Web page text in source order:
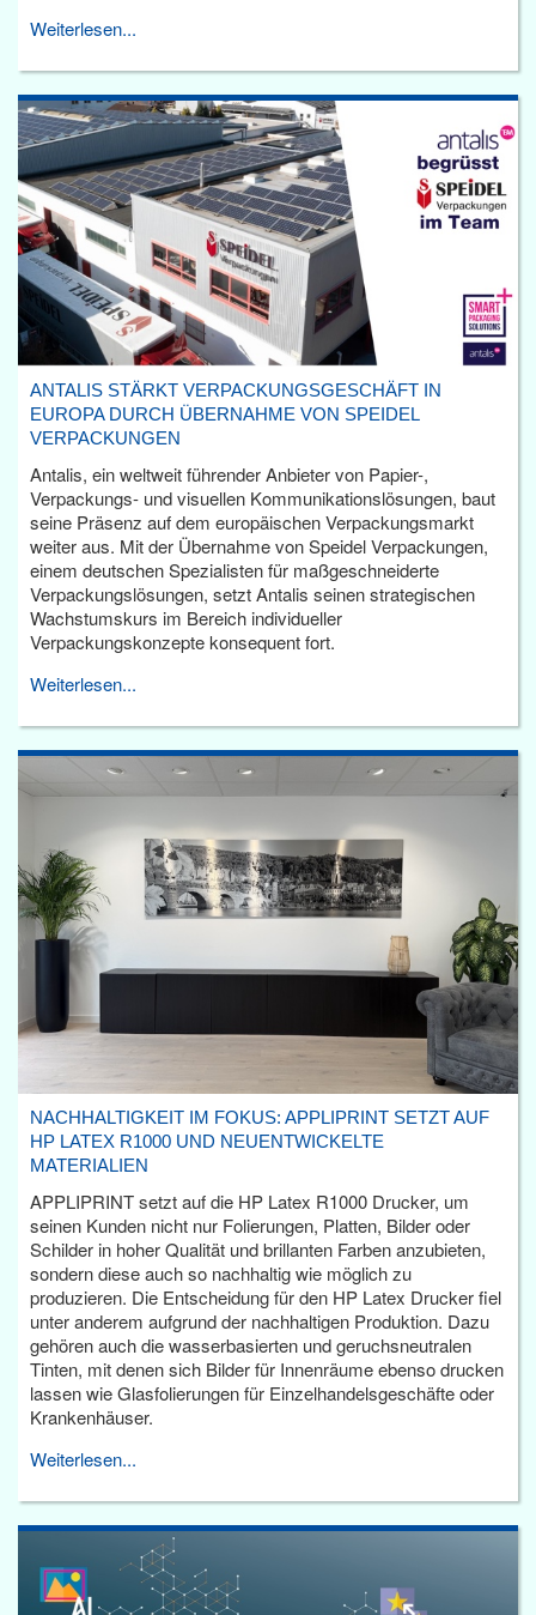
Weiterlesen...
ANTALIS STÄRKT VERPACKUNGSGESCHÄFT IN
EUROPA DURCH ÜBERNAHME VON SPEIDEL
VERPACKUNGEN
Antalis, ein weltweit führender Anbieter von Papier-,
Verpackungs- und visuellen Kommunikationslösungen, baut
seine Präsenz auf dem europäischen Verpackungsmarkt
weiter aus. Mit der Übernahme von Speidel Verpackungen,
einem deutschen Spezialisten für maßgeschneiderte
Verpackungslösungen, setzt Antalis seinen strategischen
Wachstumskurs im Bereich individueller
Verpackungskonzepte konsequent fort.
Weiterlesen...
NACHHALTIGKEIT IM FOKUS: APPLIPRINT SETZT AUF
HP LATEX R1000 UND NEUENTWICKELTE
MATERIALIEN
APPLIPRINT setzt auf die HP Latex R1000 Drucker, um
seinen Kunden nicht nur Folierungen, Platten, Bilder oder
Schilder in hoher Qualität und brillanten Farben anzubieten,
sondern diese auch so nachhaltig wie möglich zu
produzieren. Die Entscheidung für den HP Latex Drucker fiel
unter anderem aufgrund der nachhaltigen Produktion. Dazu
gehören auch die wasserbasierten und geruchsneutralen
Tinten, mit denen sich Bilder für Innenräume ebenso drucken
lassen wie Glasfolierungen für Einzelhandelsgeschäfte oder
Krankenhäuser.
Weiterlesen...